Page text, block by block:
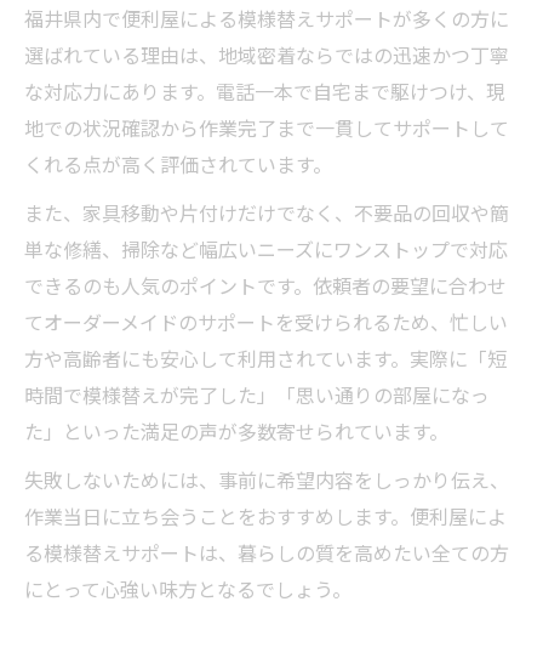
福井県内で便利屋による模様替えサポートが多くの方に
選ばれている理由は、地域密着ならではの迅速かつ丁寧
な対応力にあります。電話一本で自宅まで駆けつけ、現
地での状況確認から作業完了まで一貫してサポートして
くれる点が高く評価されています。
また、家具移動や片付けだけでなく、不要品の回収や簡
単な修繕、掃除など幅広いニーズにワンストップで対応
できるのも人気のポイントです。依頼者の要望に合わせ
てオーダーメイドのサポートを受けられるため、忙しい
方や高齢者にも安心して利用されています。実際に「短
時間で模様替えが完了した」「思い通りの部屋になっ
た」といった満足の声が多数寄せられています。
失敗しないためには、事前に希望内容をしっかり伝え、
作業当日に立ち会うことをおすすめします。便利屋によ
る模様替えサポートは、暮らしの質を高めたい全ての方
にとって心強い味方となるでしょう。